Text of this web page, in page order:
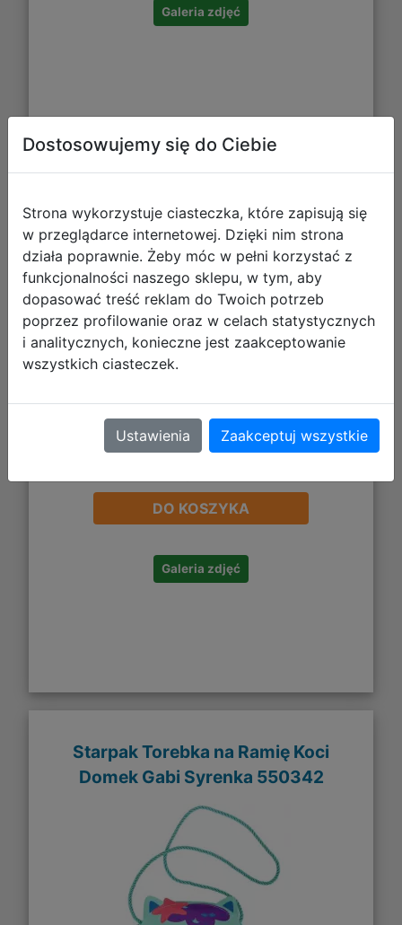
Galeria zdjęć
Szara 482195
DO KOSZYKA
Galeria zdjęć
Starpak Torebka na Ramię Koci
Domek Gabi Syrenka 550342
Dostosowujemy się do Ciebie
Strona wykorzystuje ciasteczka, które zapisują się
w przeglądarce internetowej. Dzięki nim strona
działa poprawnie. Żeby móc w pełni korzystać z
funkcjonalności naszego sklepu, w tym, aby
dopasować treść reklam do Twoich potrzeb
poprzez profilowanie oraz w celach statystycznych
i analitycznych, konieczne jest zaakceptowanie
wszystkich ciasteczek.
Ustawienia Zaakceptuj wszystkie